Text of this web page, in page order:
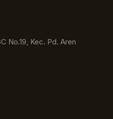
No.19, Kec. Pd. Aren